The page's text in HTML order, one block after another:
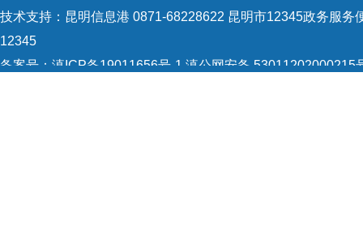
技术支持： 昆明信息港 0871-68228622 昆明市12345政务服务
12345
备案号： 滇ICP备19011656号-1 滇公网安备 53011202000215